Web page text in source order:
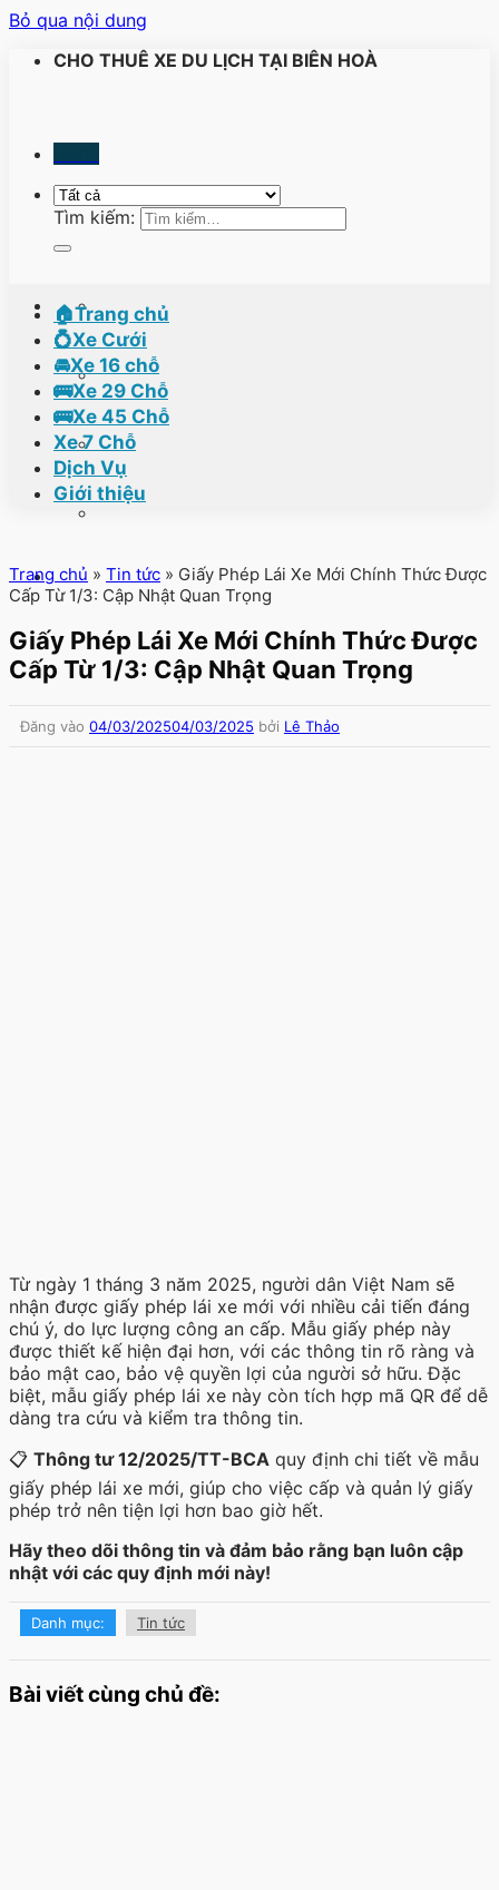
Bỏ qua nội dung
CHO THUÊ XE DU LỊCH TẠI BIÊN HOÀ
Tìm kiếm:
🏠Trang chủ
💍Xe Cưới
🚘Xe 16 chỗ
🚌Xe 29 Chỗ
🚌Xe 45 Chỗ
Xe 7 Chỗ
Dịch Vụ
Giới thiệu
Trang chủ » Tin tức » Giấy Phép Lái Xe Mới Chính Thức Được
Cấp Từ 1/3: Cập Nhật Quan Trọng
Giấy Phép Lái Xe Mới Chính Thức Được
Cấp Từ 1/3: Cập Nhật Quan Trọng
Đăng vào 04/03/202504/03/2025 bởi Lê Thảo
Từ ngày 1 tháng 3 năm 2025, người dân Việt Nam sẽ
nhận được giấy phép lái xe mới với nhiều cải tiến đáng
chú ý, do lực lượng công an cấp. Mẫu giấy phép này
được thiết kế hiện đại hơn, với các thông tin rõ ràng và
bảo mật cao, bảo vệ quyền lợi của người sở hữu. Đặc
biệt, mẫu giấy phép lái xe này còn tích hợp mã QR để dễ
dàng tra cứu và kiểm tra thông tin.
📋 Thông tư 12/2025/TT-BCA quy định chi tiết về mẫu
giấy phép lái xe mới, giúp cho việc cấp và quản lý giấy
phép trở nên tiện lợi hơn bao giờ hết.
Hãy theo dõi thông tin và đảm bảo rằng bạn luôn cập
nhật với các quy định mới này!
Danh mục: Tin tức
Bài viết cùng chủ đề: